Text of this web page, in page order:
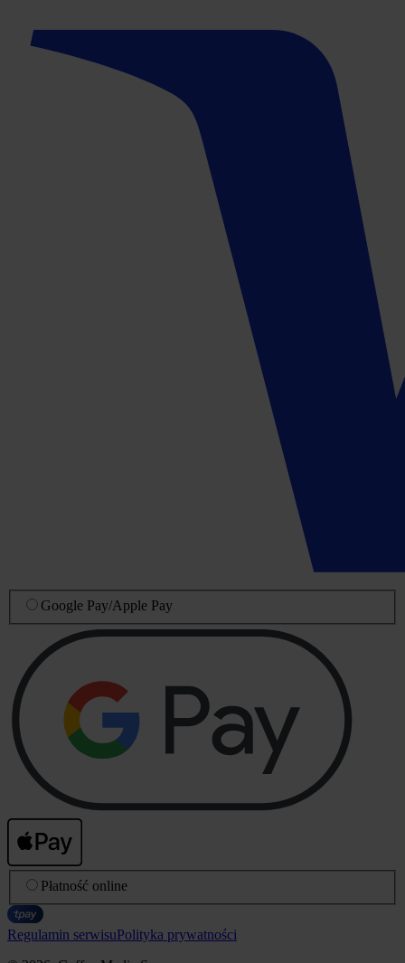
Google Pay/Apple Pay
Płatność online
Regulamin serwisuPolityka prywatności